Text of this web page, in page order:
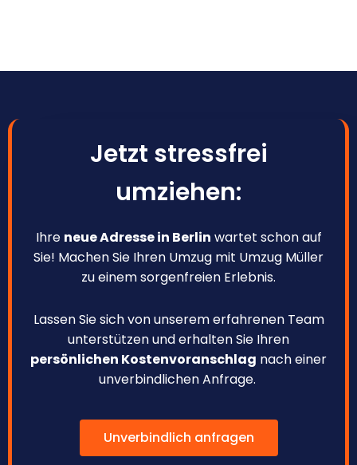
Jetzt stressfrei
umziehen:
Ihre neue Adresse in Berlin wartet schon auf
Sie! Machen Sie Ihren Umzug mit Umzug Müller
zu einem sorgenfreien Erlebnis.
Lassen Sie sich von unserem erfahrenen Team
unterstützen und erhalten Sie Ihren
persönlichen Kostenvoranschlag nach einer
unverbindlichen Anfrage.
Unverbindlich anfragen